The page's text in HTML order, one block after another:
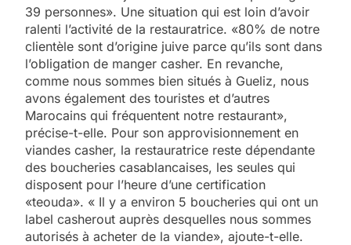
39 personnes». Une situation qui est loin d’avoir
ralenti l’activité de la restauratrice. «80% de notre
clientèle sont d’origine juive parce qu’ils sont dans
l’obligation de manger casher. En revanche,
comme nous sommes bien situés à Gueliz, nous
avons également des touristes et d’autres
Marocains qui fréquentent notre restaurant»,
précise-t-elle. Pour son approvisionnement en
viandes casher, la restauratrice reste dépendante
des boucheries casablancaises, les seules qui
disposent pour l’heure d’une certification
«teouda». « Il y a environ 5 boucheries qui ont un
label casherout auprès desquelles nous sommes
autorisés à acheter de la viande», ajoute-t-elle.